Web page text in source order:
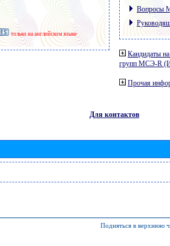
только на английском языке
Вопросы
Кандидаты на
групп МСЭ-R
Прочая
Для контактов
Подняться в верхнюю